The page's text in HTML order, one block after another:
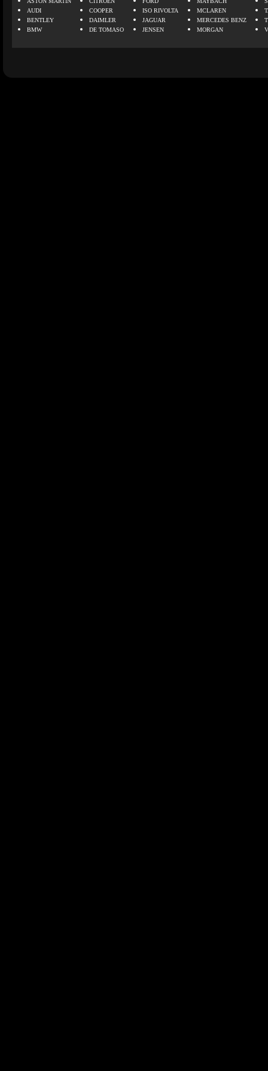
AUDI
BENTLEY
BMW
COOPER
DAIMLER
DE TOMASO
ISO RIVOLTA
JAGUAR
JENSEN
MCLAREN
MERCEDES BENZ
MORGAN